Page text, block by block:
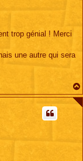
trop génial ! Merci
une autre qui sera